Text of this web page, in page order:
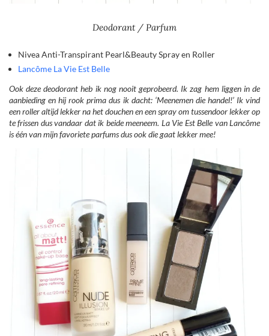
Deodorant / Parfum
Nivea Anti-Transpirant Pearl&Beauty Spray en Roller
Lancôme La Vie Est Belle
Ook deze deodorant heb ik nog nooit geprobeerd. Ik zag hem liggen in de
aanbieding en hij rook prima dus ik dacht: ‘Meenemen die handel!’ Ik vind
een roller altijd lekker na het douchen en een spray om tussendoor lekker op
te frissen dus vandaar dat ik beide meeneem. La Vie Est Belle van Lancôme
is één van mijn favoriete parfums dus ook die gaat lekker mee!